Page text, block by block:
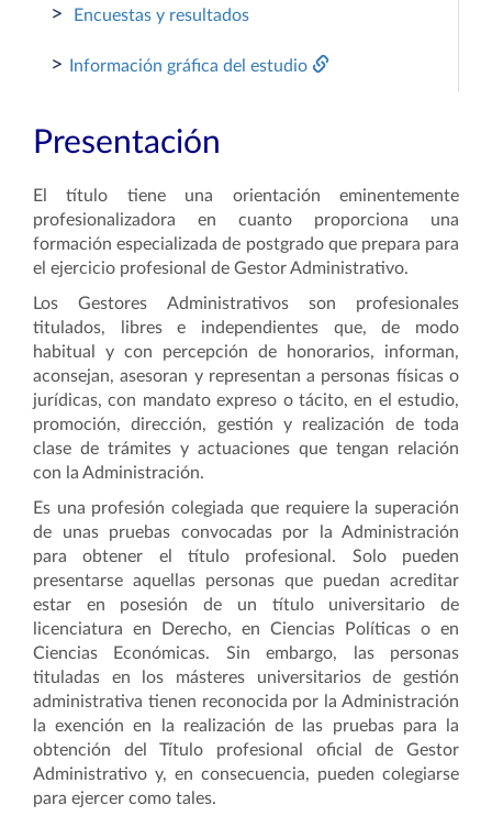
> Encuestas y resultados
> Información gráfica del estudio
Presentación
El título tiene una orientación eminentemente
profesionalizadora en cuanto proporciona una
formación especializada de postgrado que prepara para
el ejercicio profesional de Gestor Administrativo.
Los Gestores Administrativos son profesionales
titulados, libres e independientes que, de modo
habitual y con percepción de honorarios, informan,
aconsejan, asesoran y representan a personas físicas o
jurídicas, con mandato expreso o tácito, en el estudio,
promoción, dirección, gestión y realización de toda
clase de trámites y actuaciones que tengan relación
con la Administración.
Es una profesión colegiada que requiere la superación
de unas pruebas convocadas por la Administración
para obtener el título profesional. Solo pueden
presentarse aquellas personas que puedan acreditar
estar en posesión de un título universitario de
licenciatura en Derecho, en Ciencias Políticas o en
Ciencias Económicas. Sin embargo, las personas
tituladas en los másteres universitarios de gestión
administrativa tienen reconocida por la Administración
la exención en la realización de las pruebas para la
obtención del Título profesional oficial de Gestor
Administrativo y, en consecuencia, pueden colegiarse
para ejercer como tales.